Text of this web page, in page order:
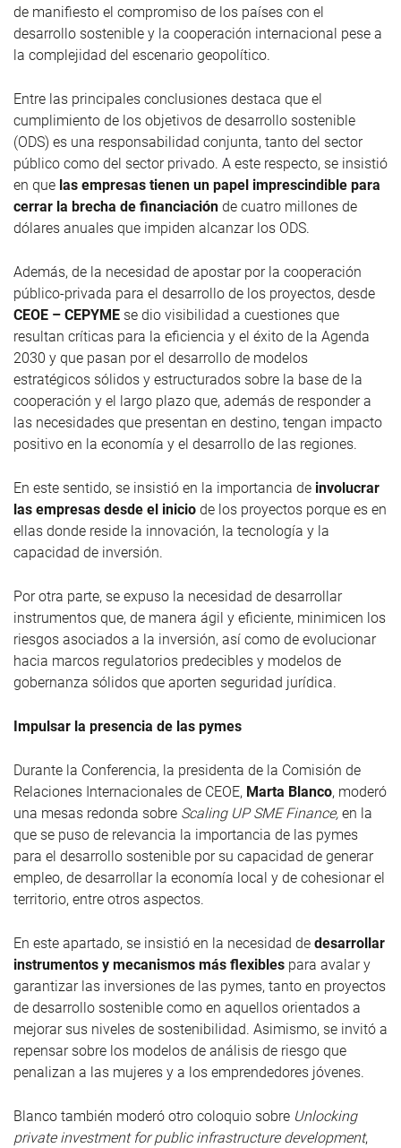
de manifiesto el compromiso de los países con el
desarrollo sostenible y la cooperación internacional pese a
la complejidad del escenario geopolítico.
Entre las principales conclusiones destaca que el
cumplimiento de los objetivos de desarrollo sostenible
(ODS) es una responsabilidad conjunta, tanto del sector
público como del sector privado. A este respecto, se insistió
en que las empresas tienen un papel imprescindible para
cerrar la brecha de financiación de cuatro millones de
dólares anuales que impiden alcanzar los ODS.
Además, de la necesidad de apostar por la cooperación
público-privada para el desarrollo de los proyectos, desde
CEOE – CEPYME se dio visibilidad a cuestiones que
resultan críticas para la eficiencia y el éxito de la Agenda
2030 y que pasan por el desarrollo de modelos
estratégicos sólidos y estructurados sobre la base de la
cooperación y el largo plazo que, además de responder a
las necesidades que presentan en destino, tengan impacto
positivo en la economía y el desarrollo de las regiones.
En este sentido, se insistió en la importancia de involucrar
las empresas desde el inicio de los proyectos porque es en
ellas donde reside la innovación, la tecnología y la
capacidad de inversión.
Por otra parte, se expuso la necesidad de desarrollar
instrumentos que, de manera ágil y eficiente, minimicen los
riesgos asociados a la inversión, así como de evolucionar
hacia marcos regulatorios predecibles y modelos de
gobernanza sólidos que aporten seguridad jurídica.
Impulsar la presencia de las pymes
Durante la Conferencia, la presidenta de la Comisión de
Relaciones Internacionales de CEOE, Marta Blanco, moderó
una mesas redonda sobre Scaling UP SME Finance, en la
que se puso de relevancia la importancia de las pymes
para el desarrollo sostenible por su capacidad de generar
empleo, de desarrollar la economía local y de cohesionar el
territorio, entre otros aspectos.
En este apartado, se insistió en la necesidad de desarrollar
instrumentos y mecanismos más flexibles para avalar y
garantizar las inversiones de las pymes, tanto en proyectos
de desarrollo sostenible como en aquellos orientados a
mejorar sus niveles de sostenibilidad. Asimismo, se invitó a
repensar sobre los modelos de análisis de riesgo que
penalizan a las mujeres y a los emprendedores jóvenes.
Blanco también moderó otro coloquio sobre Unlocking
private investment for public infrastructure development,